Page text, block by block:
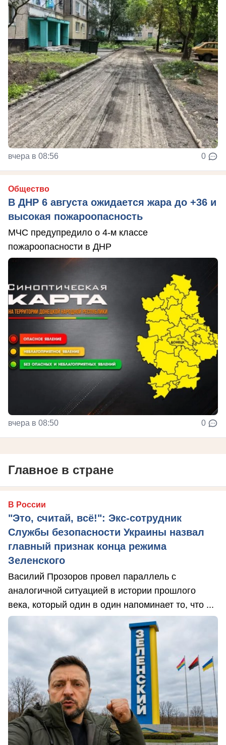
вчера в 08:56 0
Общество
В ДНР 6 августа ожидается жара до +36 и
высокая пожароопасность
МЧС предупредило о 4-м классе
пожароопасности в ДНР
вчера в 08:50 0
Главное в стране
В России
"Это, считай, всё!": Экс-сотрудник
Службы безопасности Украины назвал
главный признак конца режима
Зеленского
Василий Прозоров провел параллель с
аналогичной ситуацией в истории прошлого
века, который один в один напоминает то, что ...